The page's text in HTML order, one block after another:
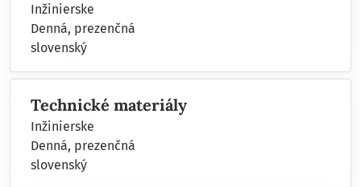
Inžinierske
Denná, prezenčná
slovenský
Technické materiály
Inžinierske
Denná, prezenčná
slovenský